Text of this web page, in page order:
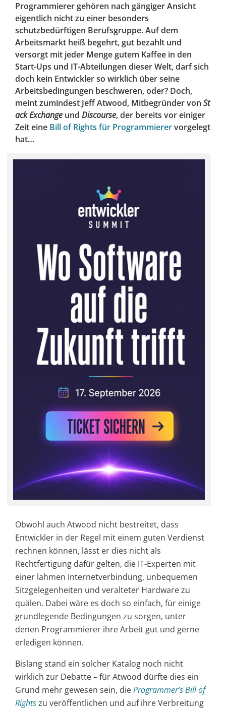
Programmierer gehören nach gängiger Ansicht
eigentlich nicht zu einer besonders
schutzbedürftigen Berufsgruppe. Auf dem
Arbeitsmarkt heiß begehrt, gut bezahlt und
versorgt mit jeder Menge gutem Kaffee in den
Start-Ups und IT-Abteilungen dieser Welt, darf sich
doch kein Entwickler so wirklich über seine
Arbeitsbedingungen beschweren, oder? Doch,
meint zumindest Jeff Atwood, Mitbegründer von St
ack Exchange und Discourse, der bereits vor einiger
Zeit eine Bill of Rights für Programmierervorgelegt
hat…
Obwohl auch Atwood nicht bestreitet, dass
Entwickler in der Regel mit einem guten Verdienst
rechnen können, lässt er dies nicht als
Rechtfertigung dafür gelten, die IT-Experten mit
einer lahmen Internetverbindung, unbequemen
Sitzgelegenheiten und veralteter Hardware zu
quälen. Dabei wäre es doch so einfach, für einige
grundlegende Bedingungen zu sorgen, unter
denen Programmierer ihre Arbeit gut und gerne
erledigen können.
Bislang stand ein solcher Katalog noch nicht
wirklich zur Debatte – für Atwood dürfte dies ein
Grund mehr gewesen sein, dieProgrammer’s Bill of
Rightszu veröffentlichen und auf ihre Verbreitung